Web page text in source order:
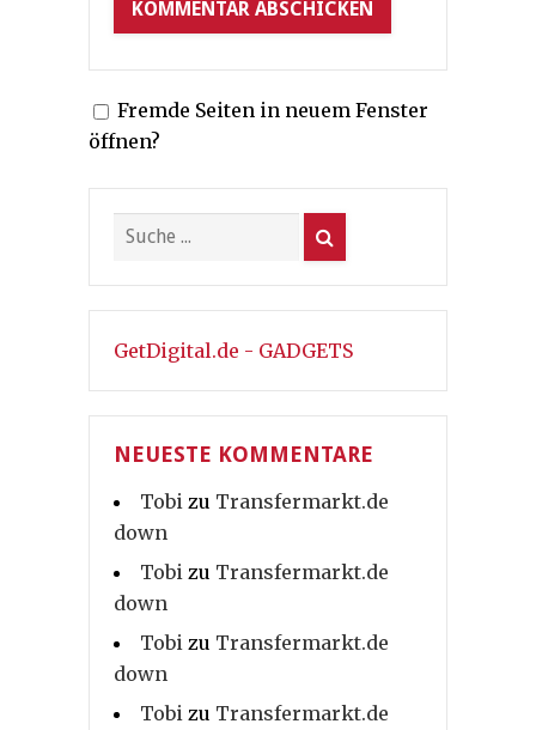
Fremde Seiten in neuem Fenster
öffnen?
GetDigital.de - GADGETS
NEUESTE KOMMENTARE
Tobi zu Transfermarkt.de
down
Tobi zu Transfermarkt.de
down
Tobi zu Transfermarkt.de
down
Tobi zu Transfermarkt.de